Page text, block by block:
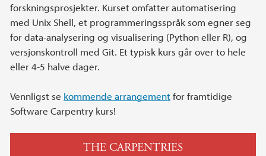
forskningsprosjekter. Kurset omfatter automatisering
med Unix Shell, et programmeringsspråk som egner seg
for data-analysering og visualisering (Python eller R), og
versjonskontroll med Git. Et typisk kurs går over to hele
eller 4-5 halve dager.
Vennligst se kommende arrangementfor framtidige
Software Carpentry kurs!
THE CARPENTRIES